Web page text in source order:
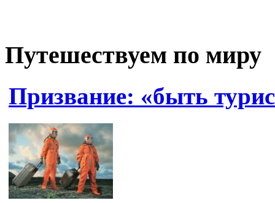
Путешествуем по миру
Призвание: «быть